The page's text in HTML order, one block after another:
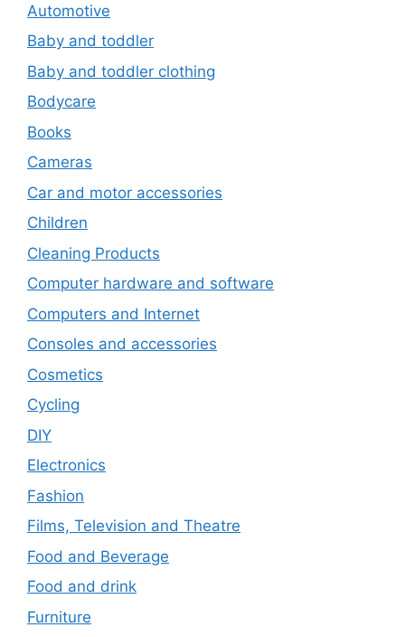
Automotive
Baby and toddler
Baby and toddler clothing
Bodycare
Books
Cameras
Car and motor accessories
Children
Cleaning Products
Computer hardware and software
Computers and Internet
Consoles and accessories
Cosmetics
Cycling
DIY
Electronics
Fashion
Films, Television and Theatre
Food and Beverage
Food and drink
Furniture